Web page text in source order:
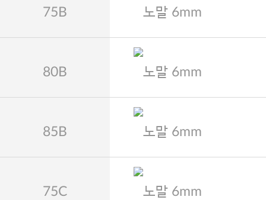
75B 노말 6mm
80B 노말 6mm
85B 노말 6mm
75C 노말 6mm